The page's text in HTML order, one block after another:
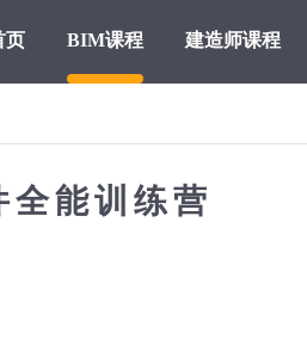
页 BIM课程 建造师课程
能训练营